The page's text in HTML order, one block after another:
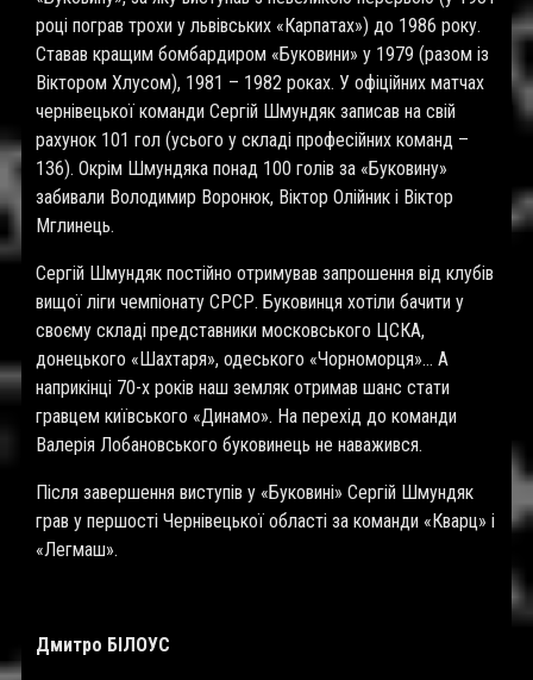
році пограв трохи у львівських «Карпатах») до 1986 року.
Ставав кращим бомбардиром «Буковини» у 1979 (разом із
Віктором Хлусом), 1981 – 1982 роках. У офіційних матчах
чернівецької команди Сергій Шмундяк записав на свій
рахунок 101 гол (усього у складі професійних команд –
136). Окрім Шмундяка понад 100 голів за «Буковину»
забивали Володимир Воронюк, Віктор Олійник і Віктор
Мглинець.
Сергій Шмундяк постійно отримував запрошення від клубів
вищої ліги чемпіонату СРСР. Буковинця хотіли бачити у
своєму складі представники московського ЦСКА,
донецького «Шахтаря», одеського «Чорноморця»… А
наприкінці 70-х років наш земляк отримав шанс стати
гравцем київського «Динамо». На перехід до команди
Валерія Лобановського буковинець не наважився.
Після завершення виступів у «Буковині» Сергій Шмундяк
грав у першості Чернівецької області за команди «Кварц» і
«Легмаш».
Дмитро БІЛОУС